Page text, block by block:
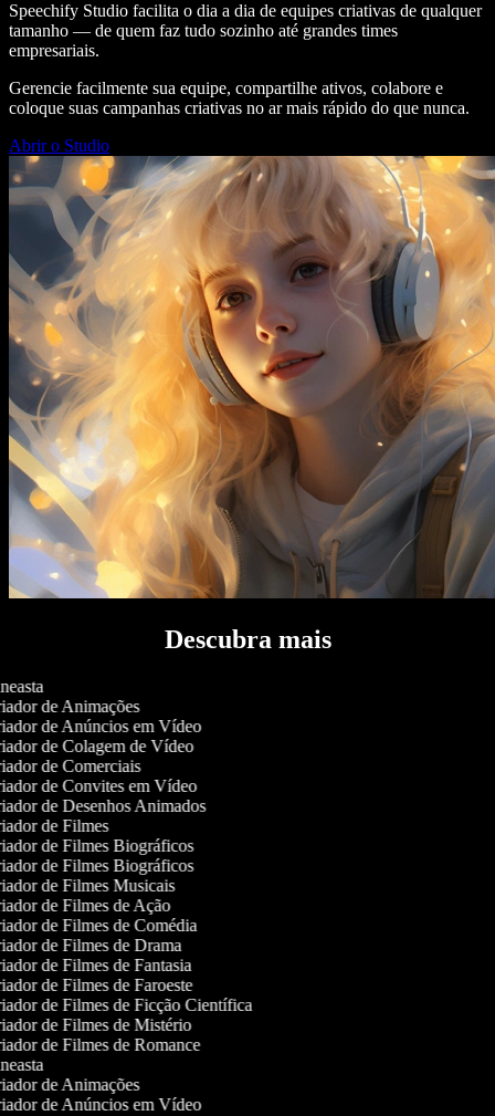
Speechify Studio facilita o dia a dia de equipes criativas de qualquer
tamanho — de quem faz tudo sozinho até grandes times
empresariais.
Gerencie facilmente sua equipe, compartilhe ativos, colabore e
coloque suas campanhas criativas no ar mais rápido do que nunca.
Abrir o Studio
Descubra mais
de Animações
de Anúncios em Vídeo
de Colagem de Vídeo
de Comerciais
de Convites em Vídeo
de Desenhos Animados
de Filmes
de Filmes Biográficos
de Filmes Biográficos
de Filmes Musicais
de Filmes de Ação
de Filmes de Comédia
de Filmes de Drama
de Filmes de Fantasia
de Filmes de Faroeste
de Filmes de Ficção Científica
de Filmes de Mistério
de Filmes de Romance
de Animações
de Anúncios em Vídeo